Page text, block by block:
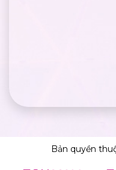
Bản quyền